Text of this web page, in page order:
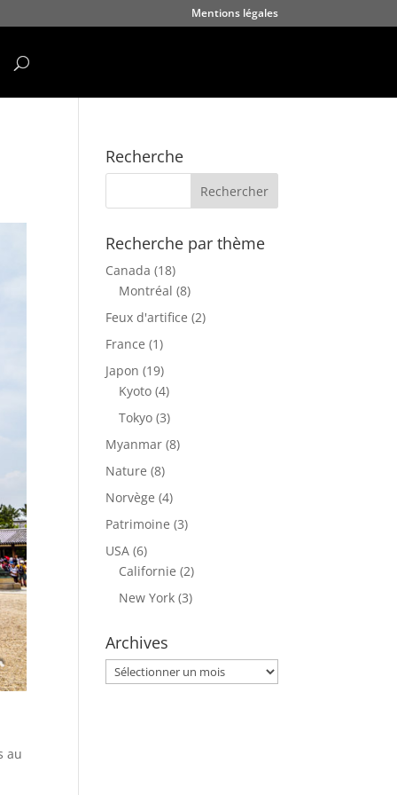
Mentions légales
au
Recherche
Recherche par thème
Canada (18)
Montréal (8)
Feux d'artifice (2)
France (1)
Japon (19)
Kyoto (4)
Tokyo (3)
Myanmar (8)
Nature (8)
Norvège (4)
Patrimoine (3)
USA (6)
Californie (2)
New York (3)
Archives
Archives